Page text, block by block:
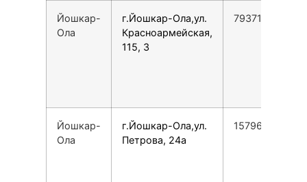
Йошкар-
Ола
г.Йошкар-Ола,ул.
Красноармейская,
115, 3
79371170595
Йошкар-
Ола
г.Йошкар-Ола,ул.
Петрова, 24а
157963320430